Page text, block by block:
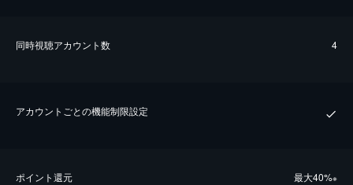
同時視聴アカウント数 4
アカウントごとの機能制限設定
ポイント還元 最⼤40%※